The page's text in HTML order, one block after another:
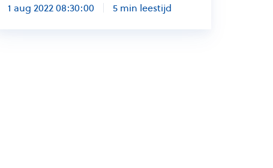
cloud
1 aug 2022 08:30:00 5 min leestijd